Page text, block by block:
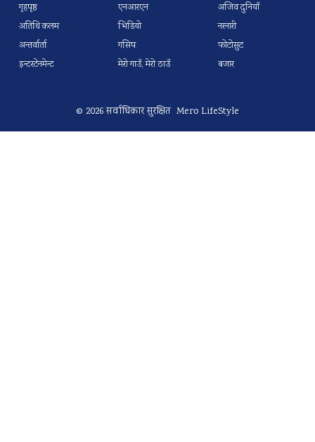
गृहपृष्ठ
अतिथि कलम
अन्तर्वार्ता
इन्टरटेनमेन्ट
एनआरएन
भिडियो
गसिप
मेरो गाउँ, मेरो ठाउँ
अजिव दुनियाँ
नरनारी
फोटोसुट
बजार
© 2026 सर्वाधिकार सुरक्षित Mero LifeStyle